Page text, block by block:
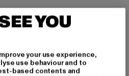
17,99 EURYOU
your use experience,
use behaviour and to
based contents and